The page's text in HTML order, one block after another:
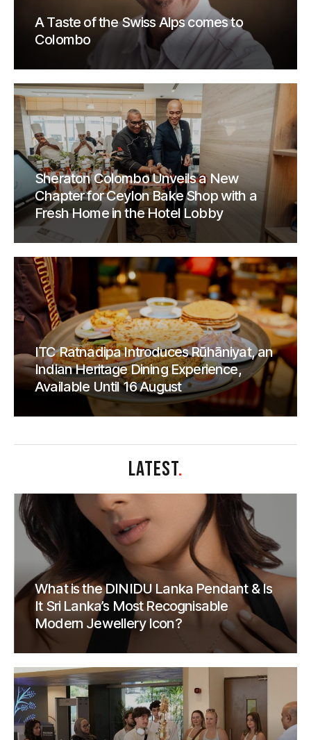
A Taste of the Swiss Alps comes to
Colombo
Sheraton Colombo Unveils a New
Chapter for Ceylon Bake Shop with a
Fresh Home in the Hotel Lobby
ITC Ratnadipa Introduces Rūhāniyat, an
Indian Heritage Dining Experience,
Available Until 16 August
LATEST.
What is the DINIDU Lanka Pendant & Is
It Sri Lanka’s Most Recognisable
Modern Jewellery Icon?